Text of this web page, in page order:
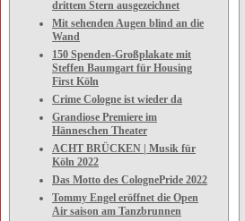
drittem Stern ausgezeichnet
Mit sehenden Augen blind an die
Wand
150 Spenden-Großplakate mit
Steffen Baumgart für Housing
First Köln
Crime Cologne ist wieder da
Grandiose Premiere im
Hänneschen Theater
ACHT BRÜCKEN | Musik für
Köln 2022
Das Motto des ColognePride 2022
Tommy Engel eröffnet die Open
Air saison am Tanzbrunnen